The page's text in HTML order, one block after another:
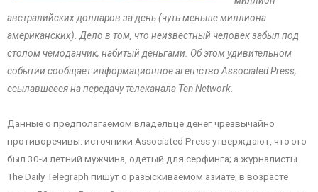
австралийских долларов за день (чуть меньше миллиона
американских). Дело в том, что неизвестный человек забыл под
столом чемоданчик, набитый деньгами. Об этом удивительном
событии сообщает информационное агентство Associated Press,
ссылавшееся на передачу телеканала Ten Network.
Данные о предполагаемом владельце денег чрезвычайно
противоречивы: источники Associated Press утверждают, что это
был 30-и летний мужчина, одетый для серфинга; а журналисты
The Daily Telegraph пишут о разыскиваемом азиате, в возрасте